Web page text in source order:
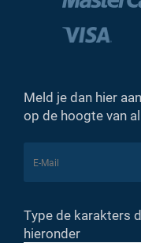
Meld je dan hier
op de hoogte van
Type de karakters
hieronder